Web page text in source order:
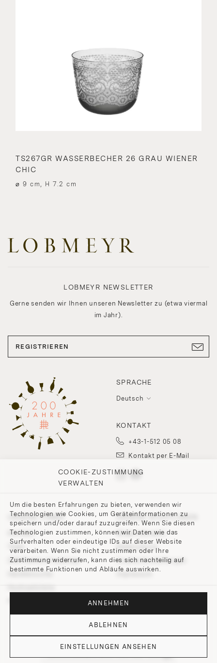
COOKIE-ZUSTIMMUNG
VERWALTEN
Um die besten Erfahrungen zu bieten, verwenden wir
Technologien wie Cookies, um Geräteinformationen zu
speichern und/oder darauf zuzugreifen. Wenn Sie diesen
Technologien zustimmen, können wir Daten wie das
Surfverhalten oder eindeutige IDs auf dieser Website
verarbeiten. Wenn Sie nicht zustimmen oder Ihre
Zustimmung widerrufen, kann dies sich nachteilig auf
bestimmte Funktionen und Abläufe auswirken.
ANNEHMEN
ABLEHNEN
EINSTELLUNGEN ANSEHEN
TS267GR WASSERBECHER 26 GRAU WIENER
CHIC
⌀ 9 cm, H 7.2 cm
SPRACHE
Deutsch
KONTAKT
+43-1-512 05 08
Kontakt per E-Mail
UNSERE FIRMA
Kontakt
200 Points of Lobmeyr
UNSERE RICHTLINIEN
Widerrufsrecht
Datenschutz
Cookie-Einstellungen
LOBMEYR NEWSLETTER
Gerne senden wir Ihnen unseren Newsletter zu (etwa viermal
im Jahr).
REGISTRIEREN
© 2026 J. & L. LOBMEYR. All rights reserved.